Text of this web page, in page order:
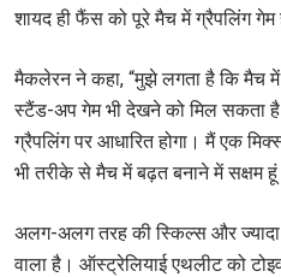
शायद ही फैंस को पूरे मैच में ग्रैपलिंग गेम
मैकलेरन ने कहा, “मुझे लगता है कि मैच
स्टैंड-अप गेम भी देखने को मिल सकता
ग्रैपलिंग पर आधारित होगा। मैं एक
भी तरीके से मैच में बढ़त बनाने में
अलग-अलग तरह की स्किल्स और
वाला है। ऑस्ट्रेलियाई एथलीट को